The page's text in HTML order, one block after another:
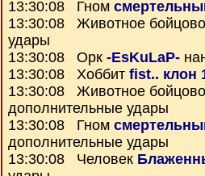
13:30:08 Гном
13:30:08 Животное
удары
13:30:08 Орк -EsKuLaP-
13:30:08 Хоббит fist.. клон
13:30:08 Животное
дополнительные удары
13:30:08 Гном
дополнительные удары
13:30:08 Человек